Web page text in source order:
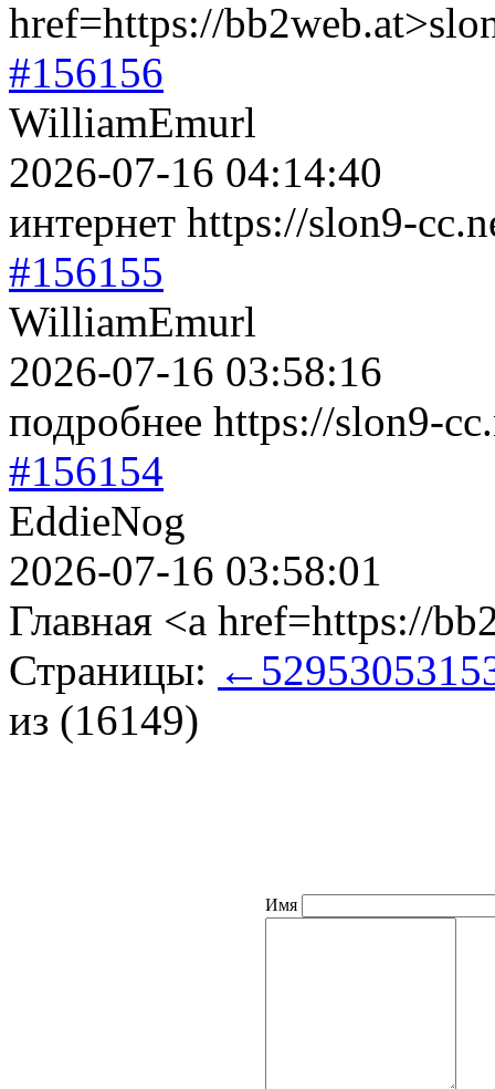
href=https://
#156156
WilliamEmurl
2026-07-16 04:14:40
интернет https://slon9-
#156155
WilliamEmurl
2026-07-16 03:58:16
подробнее https://slon9-
#156154
EddieNog
2026-07-16 03:58:01
Главная <a href=https://
Страницы: ← 529530531
из (16149)
Имя